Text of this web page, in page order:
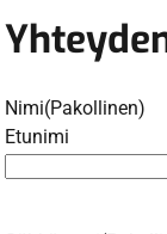
Nimi(Pakollinen)
Etunimi